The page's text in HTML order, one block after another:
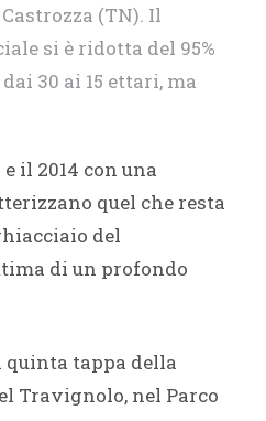
(TN). Il
si è ridotta del 95%
30 ai 15 ettari, ma
il 2014 con una
quel che resta
del
di un profondo
tappa della
Travignolo, nel Parco